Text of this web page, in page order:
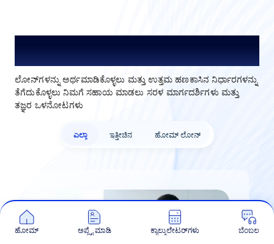
ಲೋನ್‌ಗಳನ್ನು ಅರ್ಥಮಾಡಿಕೊಳ್ಳಲು ಮತ್ತು ಉತ್ತಮ ಹಣಕಾಸಿನ ನಿರ್ಧಾರಗಳನ್ನು
ತೆಗೆದುಕೊಳ್ಳಲು ನಿಮಗೆ ಸಹಾಯ ಮಾಡಲು ಸರಳ ಮಾರ್ಗದರ್ಶಿಗಳು ಮತ್ತು
ತಜ್ಞರ ಒಳನೋಟಗಳು
ಎಲ್ಲಾ ಇತ್ತೀಚಿನ ಹೋಮ್ ಲೋನ್‌
ಹೋಮ್ ಅಪ್ಲೈ ಮಾಡಿ ಕ್ಯಾಲ್ಕುಲೇಟರ್‌ಗಳು ಬೆಂಬಲ